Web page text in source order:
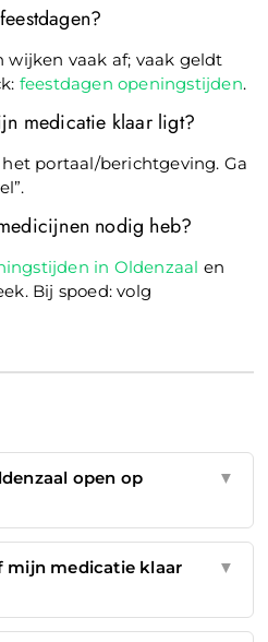
vaak af; vaak geldt
feestdagen openingstijden.
medicatie klaar ligt?
portaal/berichtgeving. Ga
nodig heb?
in Oldenzaal en
Bij spoed: volg
open op
▼
mijn medicatie klaar
▼